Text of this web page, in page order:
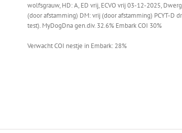
wolfsgrauw, HD: A, ED vrij, ECVO vrij 03-12-2025,
(door afstamming) DM: vrij (door afstamming) PCYT-D
test). MyDogDna gen.div. 32.6% Embark COI 30%
Verwacht COI nestje in Embark: 28%